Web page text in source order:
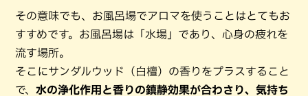
その意味でも、お風呂場でアロマを使うことはとてもお
すすめです。お風呂場は「水場」であり、心身の疲れを
流す場所。
そこにサンダルウッド（白檀）の香りをプラスすること
で、 水の浄化作用と香りの鎮静効果が合わさり、気持ち